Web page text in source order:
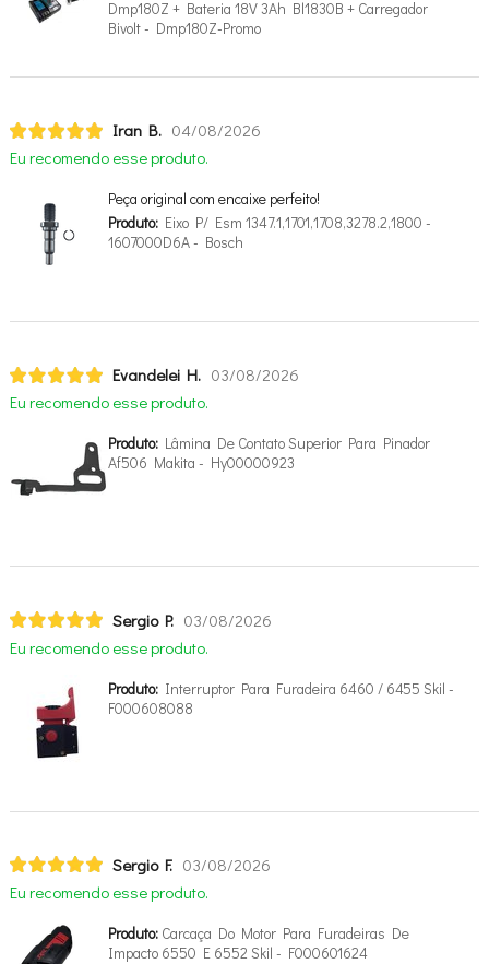
Dmp180Z + Bateria 18V 3Ah Bl1830B + Carregador
Bivolt - Dmp180Z-Promo
Iran B. 04/08/2026
Eu recomendo esse produto.
Peça original com encaixe perfeito!
Produto:Eixo P/ Esm 1347.1,1701,1708,3278.2,1800 -
1607000D6A - Bosch
Evandelei H. 03/08/2026
Eu recomendo esse produto.
Produto:Lâmina De Contato Superior Para Pinador
Af506 Makita - Hy00000923
Sergio P. 03/08/2026
Eu recomendo esse produto.
Produto:Interruptor Para Furadeira 6460 / 6455 Skil -
F000608088
Sergio F. 03/08/2026
Eu recomendo esse produto.
Produto:Carcaça Do Motor Para Furadeiras De
Impacto 6550 E 6552 Skil - F000601624